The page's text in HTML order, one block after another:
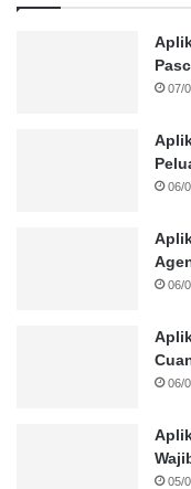
07/
06/
06/
06/
05/